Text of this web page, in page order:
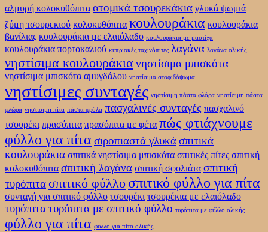
αλμυρή κολοκυθόπιτα ατομικά τσουρεκάκια γλυκά ψωμιά
ζύμη τσουρεκιού κολοκυθόπιτα κουλουράκια κουλουράκια
βανίλιας κουλουράκια με ελαιόλαδο κουλουράκια με μαστίχα
κουλουράκια πορτοκαλιού κυπριακές ταχινόπιτες λαγάνα λαγάνα ολικής
νηστίσιμα κουλουράκια νηστίσιμα μπισκότα
νηστίσιμα μπισκότα αμυγδάλου νηστίσιμα σταφιδόψωμα
νηστίσιμες συνταγές νηστίσιμη πάστα φλόρα νηστίσιμη πάστα
φλώρα νηστίσιμη πίτα πάστα φρόλα πασχαλινές συνταγές πασχαλινό
τσουρέκι πρασόπιτα πρασόπιτα με φέτα πώς φτιάχνουμε
φύλλο για πίτα σιροπιαστά γλυκάσπιτικά
κουλουράκια σπιτικά νηστίσιμα μπισκότα σπιτικές πίτες σπιτική
κολοκυθόπιτα σπιτική λαγάνα σπιτική σφολιάτα σπιτική
τυρόπιτασπιτικό φύλλο σπιτικό φύλλο για πίτα
συνταγή για σπιτικό φύλλο τσουρέκι τσουρέκια με ελαιόλαδο
τυρόπιτατυρόπιτα με σπιτικό φύλλο τυρόπιτα με φύλλο ολικής
φύλλο για πίτα φύλλο για πίτα ολικής